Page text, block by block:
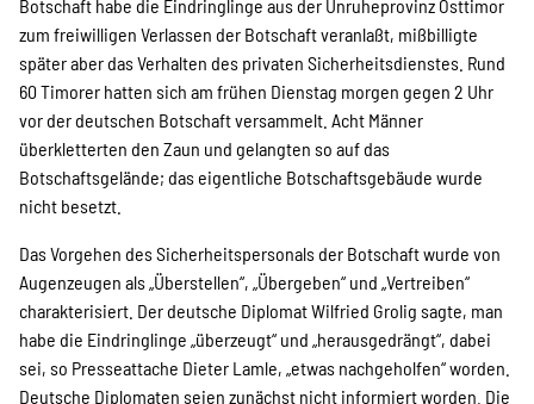
Stellenangebote
Werde Mitglied
Newsletter abonnieren
SPENDEN
Botschaft habe die Eindringlinge aus der Unruheprovinz Osttimor
zum freiwilligen Verlassen der Botschaft veranlaßt, mißbilligte
später aber das Verhalten des privaten Sicherheitsdienstes. Rund
60 Timorer hatten sich am frühen Dienstag morgen gegen 2 Uhr
vor der deutschen Botschaft versammelt. Acht Männer
überkletterten den Zaun und gelangten so auf das
Botschaftsgelände; das eigentliche Botschaftsgebäude wurde
nicht besetzt.
Das Vorgehen des Sicherheitspersonals der Botschaft wurde von
Augenzeugen als „Überstellen“, „Übergeben“ und „Vertreiben“
charakterisiert. Der deutsche Diplomat Wilfried Grolig sagte, man
habe die Eindringlinge „überzeugt“ und „herausgedrängt“, dabei
sei, so Presseattache Dieter Lamle, „etwas nachgeholfen“ worden.
Deutsche Diplomaten seien zunächst nicht informiert worden. Die